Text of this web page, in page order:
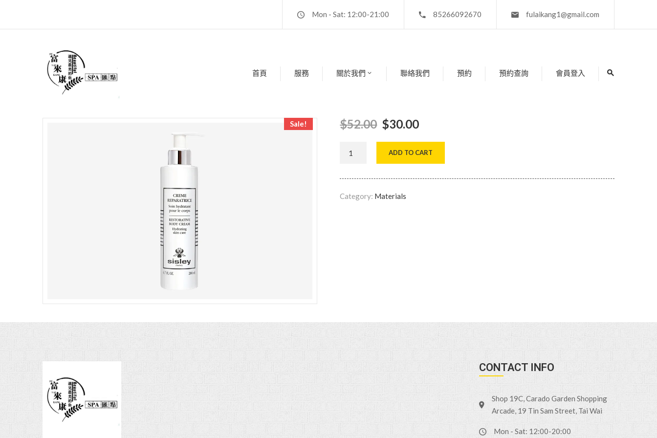
Mon - Sat: 12:00-21:00 85266092670 fulaikang1@gmail.com
首頁 服務 關於我們 聯絡我們 預約 預約查詢 會員登入
Sale! $52.00 $30.00
ADD TO CART
Category: Materials
CONTACT INFO
Shop 19C, Carado Garden Shopping
Arcade, 19 Tin Sam Street, Tai Wai
Mon - Sat: 12:00-20:00